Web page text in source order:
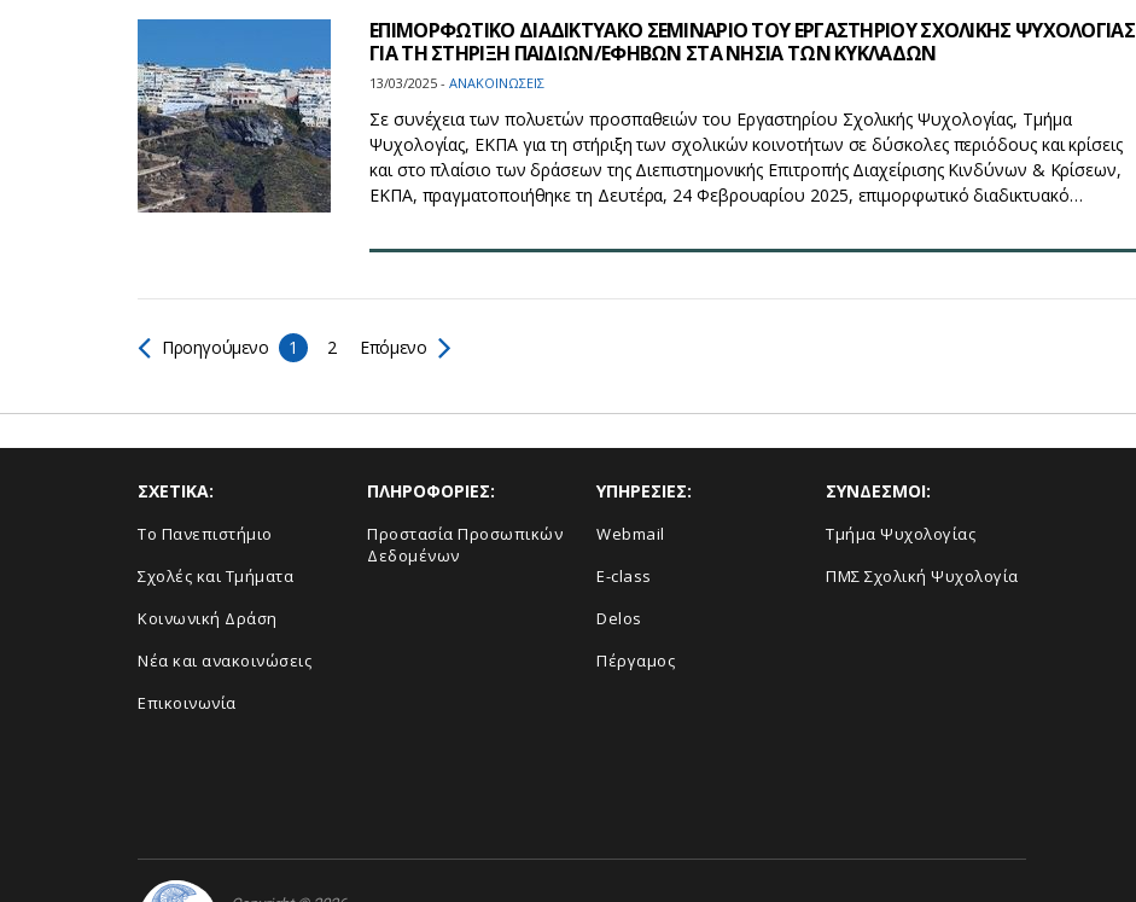
ΕΠΙΜΟΡΦΩΤΙΚΟ ΔΙΑΔΙΚΤΥΑΚΟ ΣΕΜΙΝΑΡΙΟ ΤΟΥ ΕΡΓΑΣΤΗΡΙΟΥ ΣΧΟΛΙΚΗΣ ΨΥΧΟΛΟΓΙΑΣ
ΓΙΑ ΤΗ ΣΤΗΡΙΞΗ ΠΑΙΔΙΩΝ/ΕΦΗΒΩΝ ΣΤΑ ΝΗΣΙΑ ΤΩΝ ΚΥΚΛΑΔΩΝ
13/03/2025 - ΑΝΑΚΟΙΝΩΣΕΙΣ
Σε συνέχεια των πολυετών προσπαθειών του Εργαστηρίου Σχολικής Ψυχολογίας, Τμήμα
Ψυχολογίας, ΕΚΠΑ για τη στήριξη των σχολικών κοινοτήτων σε δύσκολες περιόδους και κρίσεις
και στο πλαίσιο των δράσεων της Διεπιστημονικής Επιτροπής Διαχείρισης Κινδύνων & Κρίσεων,
ΕΚΠΑ, πραγματοποιήθηκε τη Δευτέρα, 24 Φεβρουαρίου 2025, επιμορφωτικό διαδικτυακό…
Προηγούμενο 1 2 Επόμενο
ΣΧΕΤΙΚΑ:
Το Πανεπιστήμιο
Σχολές και Τμήματα
Κοινωνική Δράση
Νέα και ανακοινώσεις
Επικοινωνία
ΠΛΗΡΟΦΟΡΙΕΣ:
Προστασία Προσωπικών
Δεδομένων
ΥΠΗΡΕΣΙΕΣ:
Webmail
E-class
Delos
Πέργαμος
ΣΥΝΔΕΣΜΟΙ:
Τμήμα Ψυχολογίας
ΠΜΣ Σχολική Ψυχολογία